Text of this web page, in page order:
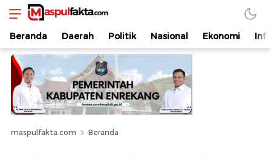
maspulfakta.com
Lokal Mendunia
Beranda Daerah Politik Nasional Ekonomi
maspulfakta.com Beranda